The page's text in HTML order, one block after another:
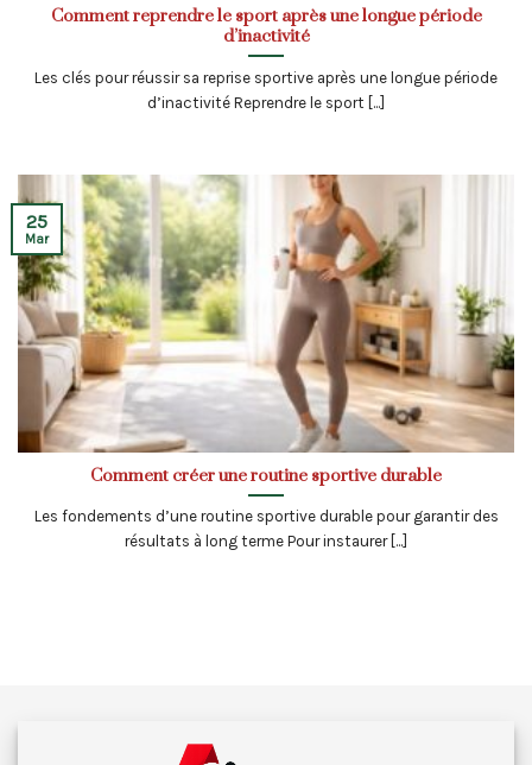
Comment reprendre le sport après une longue période
d’inactivité
Les clés pour réussir sa reprise sportive après une longue période
d’inactivité Reprendre le sport [...]
Comment créer une routine sportive durable
Les fondements d’une routine sportive durable pour garantir des
résultats à long terme Pour instaurer [...]
25
Mar